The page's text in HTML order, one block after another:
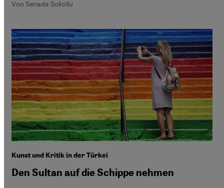
Von Senada Sokollu
Kunst und Kritik in der Türkei
Den Sultan auf die Schippe nehmen